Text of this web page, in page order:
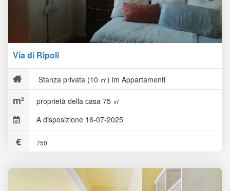
Via di Ripoli
Stanza privata (10 ㎡) im Appartamenti
proprietà della casa 75 ㎡
A disposizione 16-07-2025
750